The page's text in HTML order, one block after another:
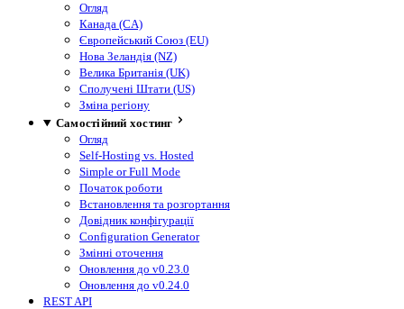
Огляд
Канада (CA)
Європейський Союз (EU)
Нова Зеландія (NZ)
Велика Британія (UK)
Сполучені Штати (US)
Зміна регіону
Самостійний хостинг
Огляд
Self-Hosting vs. Hosted
Simple or Full Mode
Початок роботи
Встановлення та розгортання
Довідник конфігурації
Configuration Generator
Змінні оточення
Оновлення до v0.23.0
Оновлення до v0.24.0
REST API